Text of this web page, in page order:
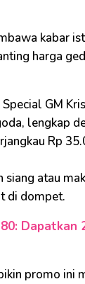
kabar
harga
GM
lengkap
Rp
siang atau
di dompet.
Dapatkan
promo ini